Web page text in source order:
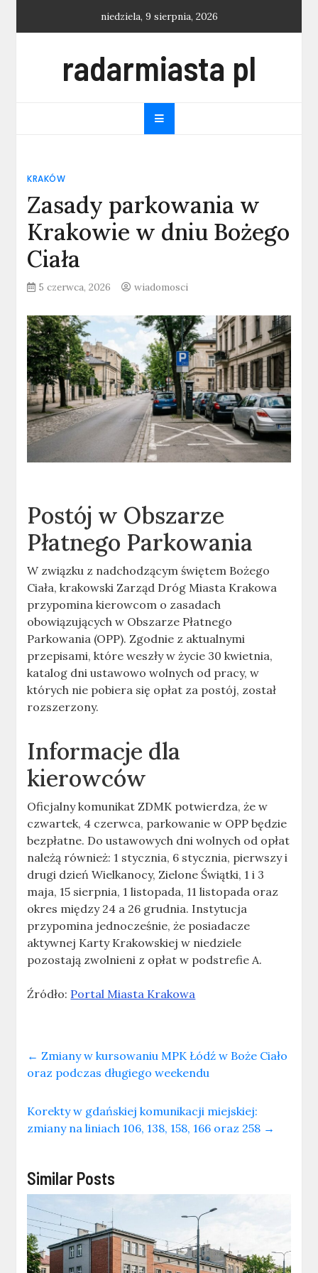
niedziela, 9 sierpnia, 2026
radarmiasta pl
KRAKÓW
Zasady parkowania w
Krakowie w dniu Bożego
Ciała
5 czerwca, 2026 wiadomosci
Postój w Obszarze
Płatnego Parkowania
W związku z nadchodzącym świętem Bożego
Ciała, krakowski Zarząd Dróg Miasta Krakowa
przypomina kierowcom o zasadach
obowiązujących w Obszarze Płatnego
Parkowania (OPP). Zgodnie z aktualnymi
przepisami, które weszły w życie 30 kwietnia,
katalog dni ustawowo wolnych od pracy, w
których nie pobiera się opłat za postój, został
rozszerzony.
Informacje dla
kierowców
Oficjalny komunikat ZDMK potwierdza, że w
czwartek, 4 czerwca, parkowanie w OPP będzie
bezpłatne. Do ustawowych dni wolnych od opłat
należą również: 1 stycznia, 6 stycznia, pierwszy i
drugi dzień Wielkanocy, Zielone Świątki, 1 i 3
maja, 15 sierpnia, 1 listopada, 11 listopada oraz
okres między 24 a 26 grudnia. Instytucja
przypomina jednocześnie, że posiadacze
aktywnej Karty Krakowskiej w niedziele
pozostają zwolnieni z opłat w podstrefie A.
Źródło: Portal Miasta Krakowa
← Zmiany w kursowaniu MPK Łódź w Boże Ciało
oraz podczas długiego weekendu
Korekty w gdańskiej komunikacji miejskiej:
zmiany na liniach 106, 138, 158, 166 oraz 258 →
Similar Posts